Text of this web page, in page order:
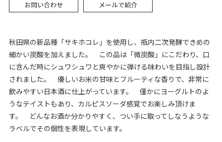
秋田県の新品種「サキホコレ」を使用し、瓶内二次発酵できめの
細かい炭酸を加えました。 この品は「微炭酸」にこだわり、口
に含んだ時にシュワシュワと爽やかに弾ける味わいを目指し設計
されました。 優しいお米の甘味とフルーティな香りで、非常に
飲みやすい日本酒に仕上がっています。 僅かにヨーグルトのよ
うなテイストもあり、カルピスソーダ感覚でお楽しみ頂けま
す。 どんなお酒か分かりやすく、つい手に取ってしなうような
ラベルでその個性を表現しています。